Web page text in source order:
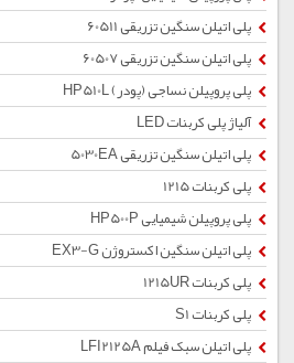
پلی اتیلن سنگین تزریقی 60511
پلی اتیلن سنگین تزریقی 60507
پلی پروپیلن نساجی (پودر) HP510L
آلیاژ پلی کربنات LED
پلی اتیلن سنگین تزریقی 5030EA
پلی کربنات 1215
پلی پروپیلن شیمیایی HP500P
پلی اتیلن سنگین اکستروژن EX3-G
پلی کربنات 1215UR
پلی کربنات S1
پلی اتیلن سبک فیلم LFI2125A